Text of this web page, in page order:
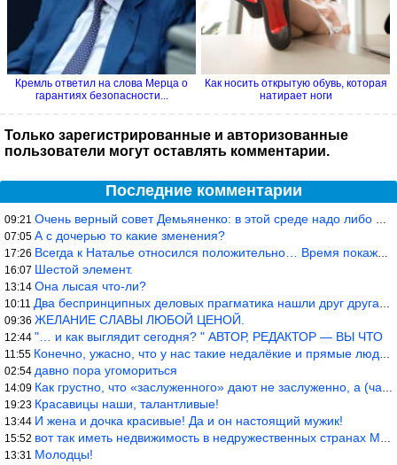
Кремль ответил на слова Мерца о
гарантиях безопасности...
Как носить открытую обувь, которая
натирает ноги
Только зарегистрированные и авторизованные
пользователи могут оставлять комментарии.
Последние комментарии
09:21 Очень верный совет Демьяненко: в этой среде надо либо иметь зубы
07:05 А с дочерью то какие зменения?
17:26 Всегда к Наталье относился положительно… Время покажет, что буде
16:07 Шестой элемент.
13:14 Она лысая что-ли?
10:11 Два беспринципных деловых прагматика нашли друг друга и «остепен
09:36 ЖЕЛАНИЕ СЛАВЫ ЛЮБОЙ ЦЕНОЙ.
12:44 "… и как выглядит сегодня? " АВТОР, РЕДАКТОР — ВЫ ЧТО
11:55 Конечно, ужасно, что у нас такие недалёкие и прямые люди… Как мо
02:54 давно пора угомориться
14:09 Как грустно, что «заслуженного» дают не заслуженно, а (чаще) по-
19:23 Красавицы наши, талантливые!
13:44 И жена и дочка красивые! Да и он настоящий мужик!
15:52 вот так иметь недвижимость в недружественных странах Могут забра
13:31 Молодцы!